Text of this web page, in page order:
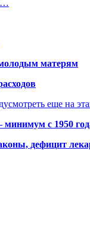
матерям
еще на
с 1950
дефицит